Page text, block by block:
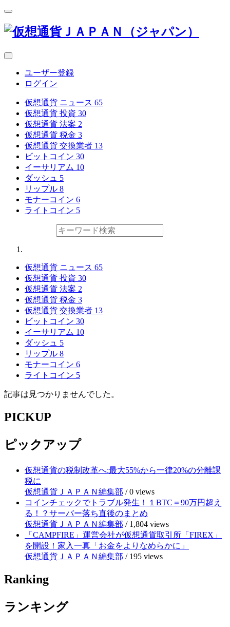
ユーザー登録
ログイン
仮想通貨 ニュース 65
仮想通貨 投資 30
仮想通貨 法案 2
仮想通貨 税金 3
仮想通貨 交換業者 13
ビットコイン 30
イーサリアム 10
ダッシュ 5
リップル 8
モナーコイン 6
ライトコイン 5
仮想通貨 ニュース 65
仮想通貨 投資 30
仮想通貨 法案 2
仮想通貨 税金 3
仮想通貨 交換業者 13
ビットコイン 30
イーサリアム 10
ダッシュ 5
リップル 8
モナーコイン 6
ライトコイン 5
記事は見つかりませんでした。
PICKUP
ピックアップ
仮想通貨の税制改革へ:最大55%から一律20%の分離課
税に
仮想通貨ＪＡＰＡＮ編集部 /0 views
コインチェックでトラブル発生！１BTC＝90万円超え
る！？サーバー落ち直後のまとめ
仮想通貨ＪＡＰＡＮ編集部 / 1,804 views
「CAMPFIRE」運営会社が仮想通貨取引所「FIREX」
を開設！家入一真「お金をよりなめらかに」
仮想通貨ＪＡＰＡＮ編集部 / 195 views
Ranking
ランキング